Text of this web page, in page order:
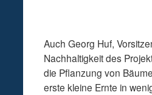
Auch Georg Huf,
Nachhaltigkeit des
die Pflanzung von
erste kleine Ernte in